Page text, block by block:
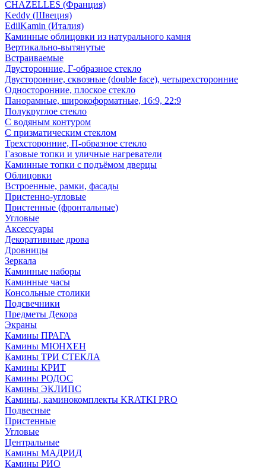
CHAZELLES (Франция)
Keddy (Швеция)
EdilKamin (Италия)
Каминные облицовки из натурального камня
Вертикально-вытянутые
Встраиваемые
Двусторонние, Г-образное стекло
Двусторонние, сквозные (double face), четырехсторонние
Односторонние, плоское стекло
Панорамные, широкоформатные, 16:9, 22:9
Полукруглое стекло
С водяным контуром
С призматическим стеклом
Трехсторонние, П-образное стекло
Газовые топки и уличные нагреватели
Каминные топки с подъёмом дверцы
Облицовки
Встроенные, рамки, фасады
Пристенно-угловые
Пристенные (фронтальные)
Угловые
Аксессуары
Декоративные дрова
Дровницы
Зеркала
Каминные наборы
Каминные часы
Консольные столики
Подсвечники
Предметы Декора
Экраны
Камины ПРАГА
Камины МЮНХЕН
Камины ТРИ СТЕКЛА
Камины КРИТ
Камины РОДОС
Камины ЭКЛИПС
Камины, каминокомплекты KRATKI PRO
Подвесные
Пристенные
Угловые
Центральные
Камины МАДРИД
Камины РИО